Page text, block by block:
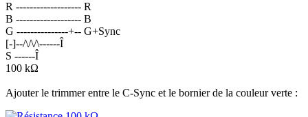
R ------------------- R
B ------------------- B
G ---------------+-- G+Sync
[-]--/\/\/\------Î
S ------Î
100 kΩ
Ajouter le trimmer entre le C-Sync et le bornier de la couleur verte :